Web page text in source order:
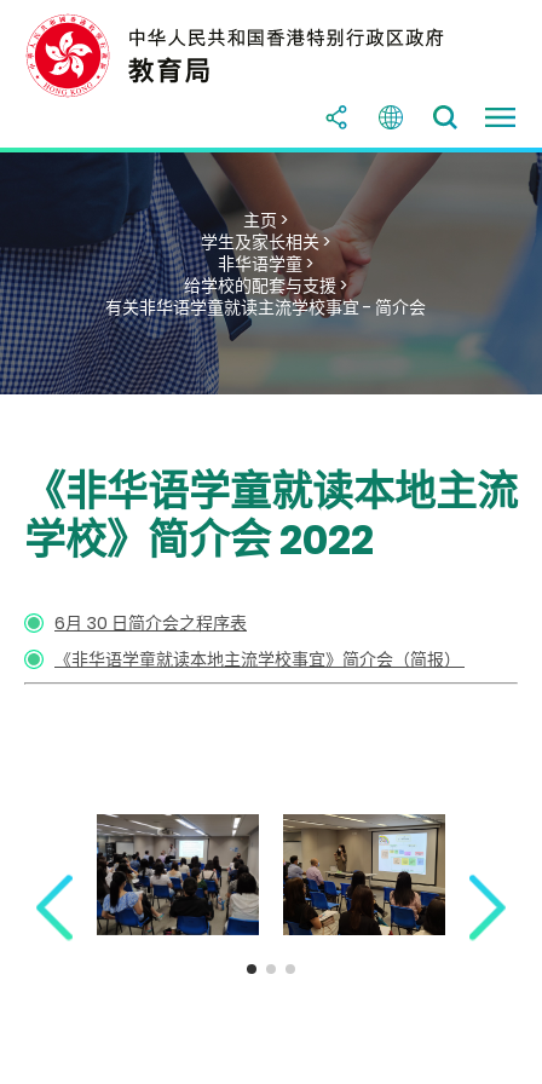
主页 >
学生及家长相关 >
非华语学童 >
给学校的配套与支援 >
有关非华语学童就读主流学校事宜 - 简介会
《非华语学童就读本地主流
学校》简介会 2022
6月 30 日简介会之程序表
《非华语学童就读本地主流学校事宜》简介会（简报）